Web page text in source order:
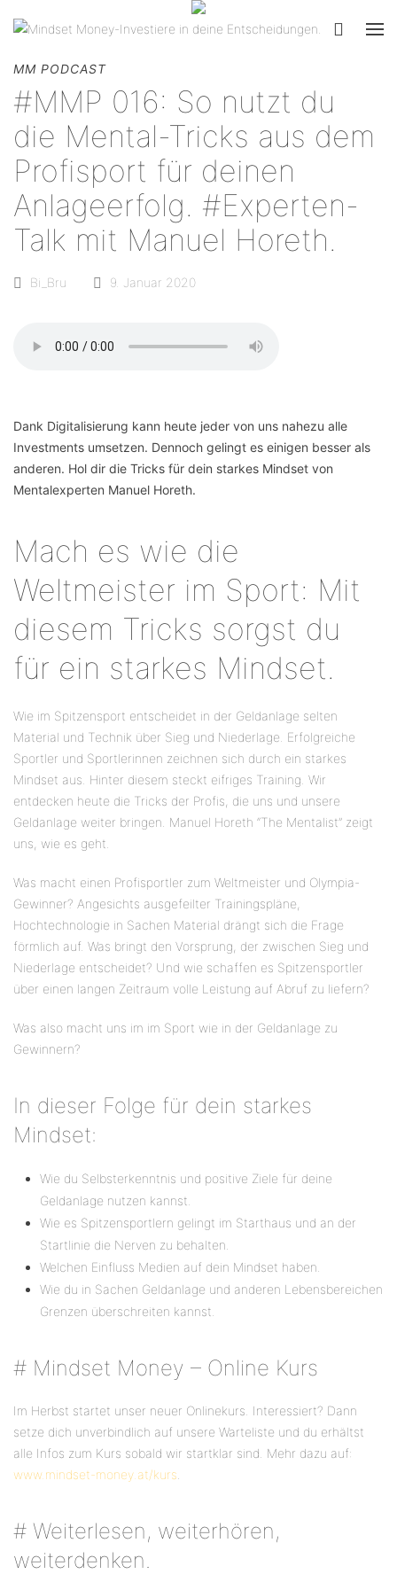
MM PODCAST
#MMP 016: So nutzt du
die Mental-Tricks aus dem
Profisport für deinen
Anlageerfolg. #Experten-
Talk mit Manuel Horeth.
Bi_Bru 9. Januar 2020
Dank Digitalisierung kann heute jeder von uns nahezu alle
Investments umsetzen. Dennoch gelingt es einigen besser als
anderen. Hol dir die Tricks für dein starkes Mindset von
Mentalexperten Manuel Horeth.
Mach es wie die
Weltmeister im Sport: Mit
diesem Tricks sorgst du
für ein starkes Mindset.
Wie im Spitzensport entscheidet in der Geldanlage selten
Material und Technik über Sieg und Niederlage. Erfolgreiche
Sportler und Sportlerinnen zeichnen sich durch ein starkes
Mindset aus. Hinter diesem steckt eifriges Training. Wir
entdecken heute die Tricks der Profis, die uns und unsere
Geldanlage weiter bringen. Manuel Horeth “The Mentalist” zeigt
uns, wie es geht.
Was macht einen Profisportler zum Weltmeister und Olympia-
Gewinner? Angesichts ausgefeilter Trainingspläne,
Hochtechnologie in Sachen Material drängt sich die Frage
förmlich auf. Was bringt den Vorsprung, der zwischen Sieg und
Niederlage entscheidet? Und wie schaffen es Spitzensportler
über einen langen Zeitraum volle Leistung auf Abruf zu liefern?
Was also macht uns im im Sport wie in der Geldanlage zu
Gewinnern?
In dieser Folge für dein starkes
Mindset:
Wie du Selbsterkenntnis und positive Ziele für deine
Geldanlage nutzen kannst.
Wie es Spitzensportlern gelingt im Starthaus und an der
Startlinie die Nerven zu behalten.
Welchen Einfluss Medien auf dein Mindset haben.
Wie du in Sachen Geldanlage und anderen Lebensbereichen
Grenzen überschreiten kannst.
# Mindset Money – Online Kurs
Im Herbst startet unser neuer Onlinekurs. Interessiert? Dann
setze dich unverbindlich auf unsere Warteliste und du erhältst
alle Infos zum Kurs sobald wir startklar sind. Mehr dazu auf:
www.mindset-money.at/kurs
# Weiterlesen, weiterhören,
weiterdenken.